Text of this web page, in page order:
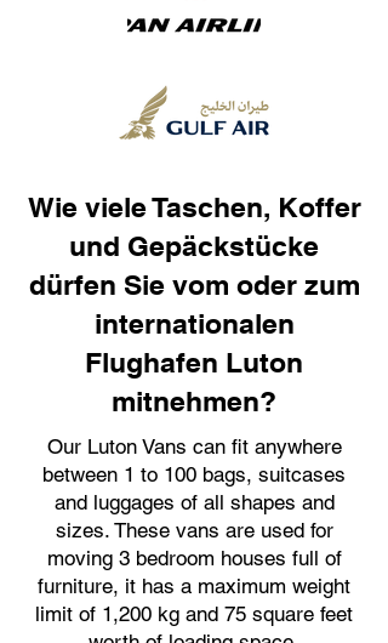
Wie viele Taschen, Koffer
und Gepäckstücke
dürfen Sie vom oder zum
internationalen
Flughafen Luton
mitnehmen?
Our Luton Vans can fit anywhere
between 1 to 100 bags, suitcases
and luggages of all shapes and
sizes. These vans are used for
moving 3 bedroom houses full of
furniture, it has a maximum weight
limit of 1,200 kg and 75 square feet